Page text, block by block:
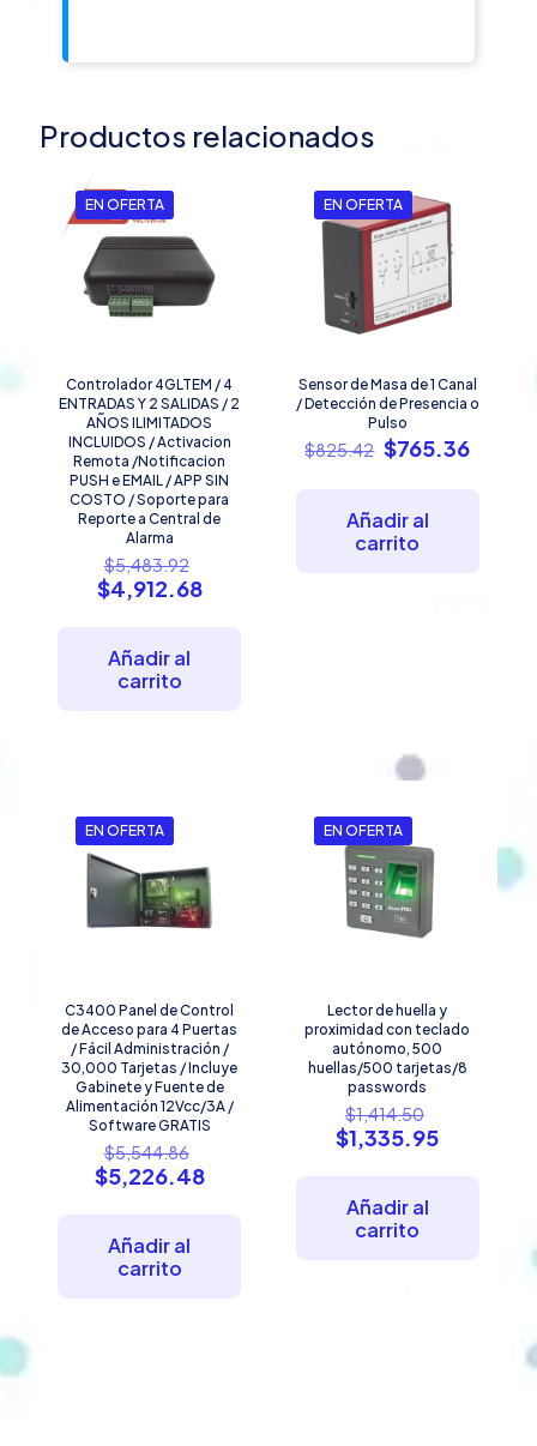
Productos relacionados
EN OFERTA
Controlador 4GLTEM / 4
ENTRADAS Y 2 SALIDAS / 2
AÑOS ILIMITADOS
INCLUIDOS / Activacion
Remota /Notificacion
PUSH e EMAIL / APP SIN
COSTO / Soporte para
Reporte a Central de
Alarma
$5,483.92
precio
original
$4,912.68El
Añadir al
carrito
EN OFERTA
Sensor de Masa de 1 Canal
/ Detección de Presencia o
Pulso
$825.42 El
precio
era:
$825.42.
$765.36El
Añadir al
carrito
EN OFERTA
C3400 Panel de Control
de Acceso para 4 Puertas
/ Fácil Administración /
30,000 Tarjetas / Incluye
Gabinete y Fuente de
Alimentación 12Vcc/3A /
Software GRATIS
$5,544.86
precio
$5,226.48El
Añadir al
carrito
EN OFERTA
Lector de huella y
proximidad con teclado
autónomo, 500
huellas/500 tarjetas/8
passwords
$1,414.50
precio
$1,335.95El
Añadir al
carrito